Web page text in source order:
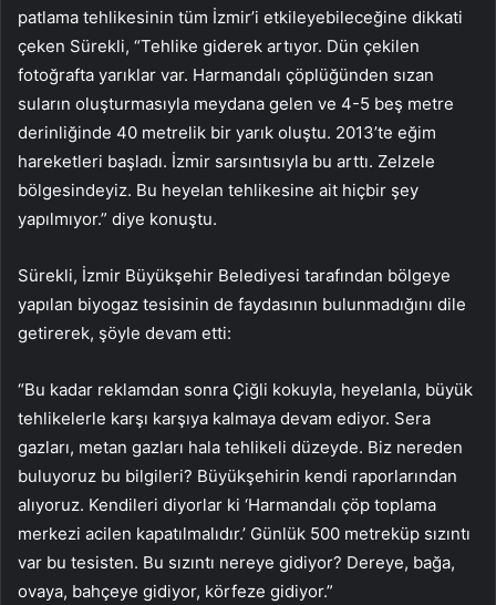
patlama tehlikesinin tüm İzmir’i etkileyebileceğine dikkati
çeken Sürekli, “Tehlike giderek artıyor. Dün çekilen
fotoğrafta yarıklar var. Harmandalı çöplüğünden sızan
suların oluşturmasıyla meydana gelen ve 4-5 beş metre
derinliğinde 40 metrelik bir yarık oluştu. 2013’te eğim
hareketleri başladı. İzmir sarsıntısıyla bu arttı. Zelzele
bölgesindeyiz. Bu heyelan tehlikesine ait hiçbir şey
yapılmıyor.” diye konuştu.
Sürekli, İzmir Büyükşehir Belediyesi tarafından bölgeye
yapılan biyogaz tesisinin de faydasının bulunmadığını dile
getirerek, şöyle devam etti:
“Bu kadar reklamdan sonra Çiğli kokuyla, heyelanla, büyük
tehlikelerle karşı karşıya kalmaya devam ediyor. Sera
gazları, metan gazları hala tehlikeli düzeyde. Biz nereden
buluyoruz bu bilgileri? Büyükşehirin kendi raporlarından
alıyoruz. Kendileri diyorlar ki ‘Harmandalı çöp toplama
merkezi acilen kapatılmalıdır.’ Günlük 500 metreküp sızıntı
var bu tesisten. Bu sızıntı nereye gidiyor? Dereye, bağa,
ovaya, bahçeye gidiyor, körfeze gidiyor.”